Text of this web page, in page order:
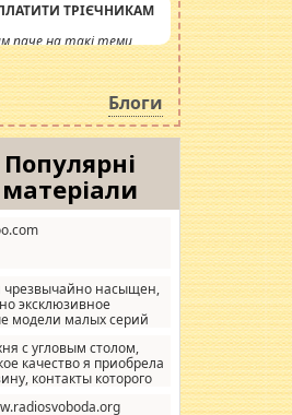
ТРІЄЧНИКАМ
паче на такі теми,
Обурюють сьогоднішні
питання.
одна соціальна
Блоги
Популярні
матеріали
чрезвычайно насыщен,
эксклюзивное
модели малых серий
формы, в MebelOk,
все в порядке,
мебель, а это не
с угловым столом,
качество я приобрела
контакты которого